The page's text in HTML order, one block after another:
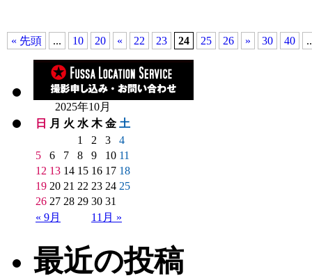
« 先頭 ... 10 20 « 22 23 24 25 26 » 30 40
2025年10月
日
月 火 水 木 金 土
1
2 3
4
5
6 7 8 9 10 11
12 13 14 15 16 17 18
19 20 21 22 23 24 25
26 27 28 29 30 31
« 9月
11月 »
最近の投稿